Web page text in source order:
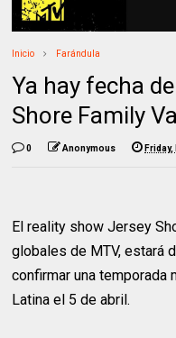
Inicio Farándula
Ya hay fecha
Shore Family
0 Anonymous Friday,
El reality show Jersey
globales de MTV, estará
confirmar una temporada
Latina el 5 de abril.